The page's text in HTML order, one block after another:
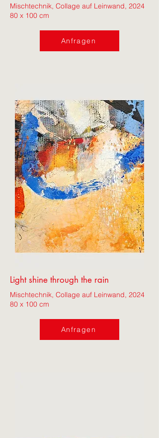
Mischtechnik, Collage auf Leinwand, 2024
80 x 100 cm
Anfragen
Light shine through the rain
Mischtechnik, Collage auf Leinwand, 2024
80 x 100 cm
Anfragen